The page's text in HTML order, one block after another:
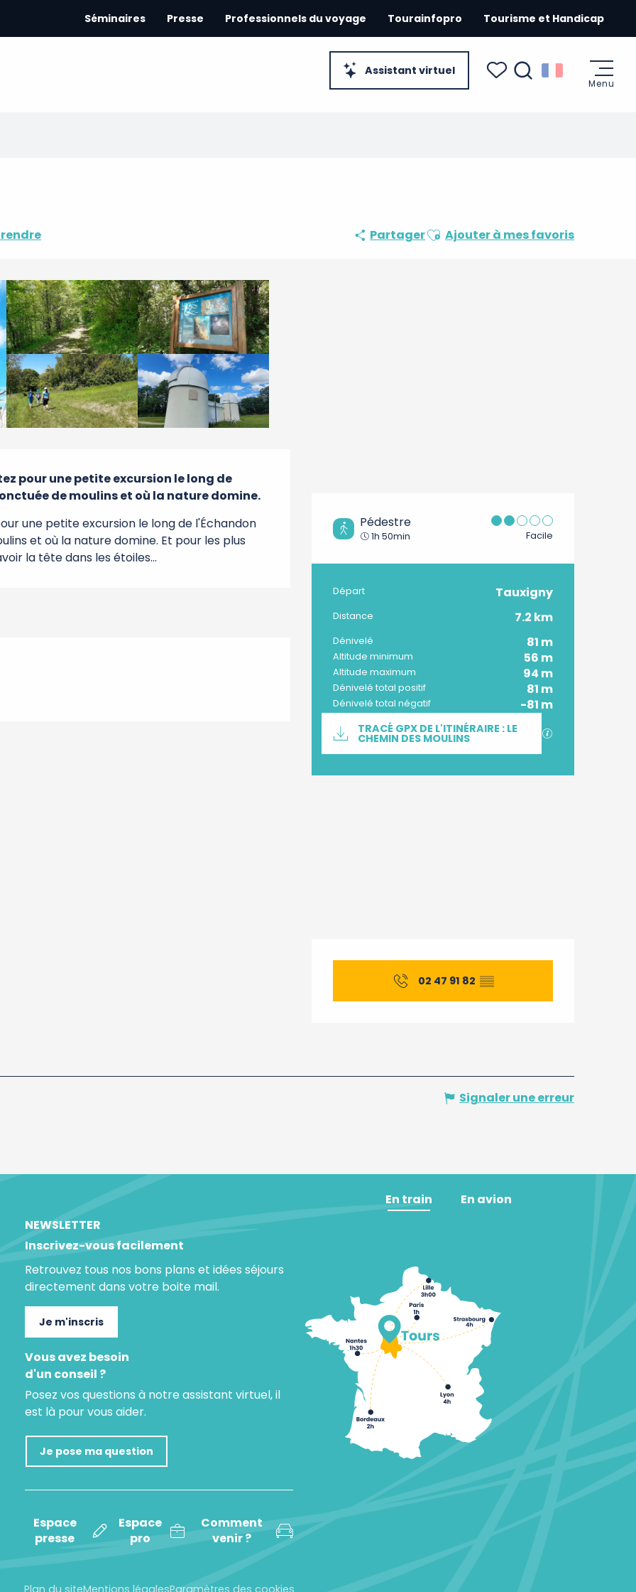
Assistant virtuel
Séminaires Presse Professionnels du voyage Tourainfopro Tourisme et Handicap
Menu
PartagerAjouter aux favoris
Ajouter à mes favoris
Pédestre
1h 50min Facile
Informations pratiques
Départ Tauxigny
Distance 7.2 km
Dénivelé 81 m
Altitude minimum 56 m
Altitude maximum 94 m
Dénivelé total positif 81 m
Dénivelé total négatif -81 m
Documentation
TRACÉ GPX DE L'ITINÉRAIRE : LE
CHEMIN DES MOULINS
Ouverture et
02 47 91 82 ▒▒
pour une petite excursion le long de
de moulins et où la nature domine.
une petite excursion le long de l'Échandon
et où la nature domine. Et pour les plus
la tête dans les étoiles...
Signaler une erreur
NEWSLETTER
Inscrivez-vous facilement
Retrouvez tous nos bons plans et idées séjours
directement dans votre boite mail.
Je m'inscris
Vous avez besoin
d'un conseil ?
Posez vos questions à notre assistant virtuel, il
est là pour vous aider.
Je pose ma question
Espace
presse
Espace
pro
Comment
venir ?
En train En avion